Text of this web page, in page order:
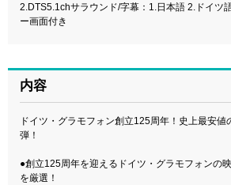
2.DTS5.1chサラウンド/字幕：1.日本語 2.ドイツ
ー画面付き
内容
ドイツ・グラモフォン創立125周年！史上最安
弾！
●創立125周年を迎えるドイツ・グラモフォンの
を厳選！